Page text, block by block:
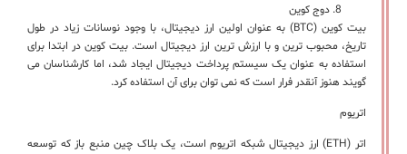
دوج کوین
بیت کوین (BTC) به عنوان اولین ارز دیجیتال، با وجود نوسانات زیاد در طول
تاریخ، محبوب ترین و با ارزش ترین ارز دیجیتال است. بیت کوین در ابتدا برای
استفاده به عنوان یک سیستم پرداخت دیجیتال ایجاد شد، اما کارشناسان می
گویند هنوز آنقدر فرار است که نمی توان برای آن استفاده کرد.
اتریوم
اتر (ETH) ارز دیجیتال شبکه اتریوم است، یک بلاک چین منبع باز که توسعه